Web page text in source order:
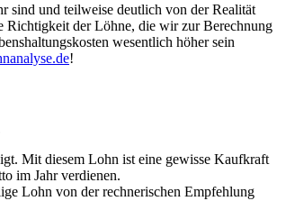
sind und teilweise deutlich von der Realität
Richtigkeit der Löhne, die wir zur Berechnung
wesentlich höher sein
!
Mit diesem Lohn ist eine gewisse Kaufkraft
im Jahr verdienen.
Lohn von der rechnerischen Empfehlung